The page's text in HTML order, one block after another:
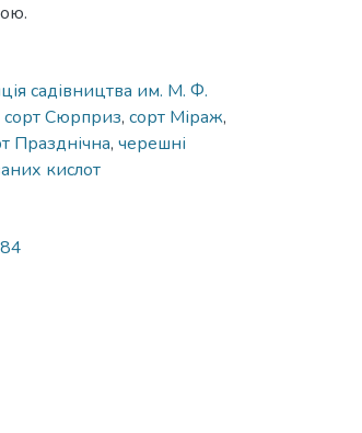
садівництва им. М. Ф.
сорт Сюрприз, сорт Міраж,
Празднічна, черешні
кислот